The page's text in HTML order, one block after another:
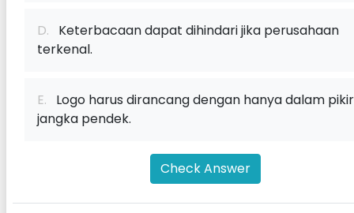
D. Keterbacaan dapat dihindari jika perusahaan
terkenal.
E. Logo harus dirancang dengan hanya dalam
jangka pendek.
Check Answer